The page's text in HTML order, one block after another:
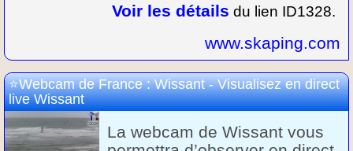
Voir les détails du lien ID1328.
www.skaping.com
Webcam de France : Wissant - Visualisez en direct
live Wissant
La webcam de Wissant vous